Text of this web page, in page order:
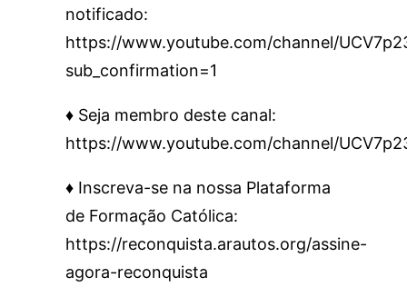
notificado:
https://www.youtube.com/channel/
sub_confirmation=1
♦️ Seja membro deste canal:
https://www.youtube.com/channel/
♦️ Inscreva-se na nossa Plataforma
de Formação Católica:
https://reconquista.arautos.org/assine-
agora-reconquista